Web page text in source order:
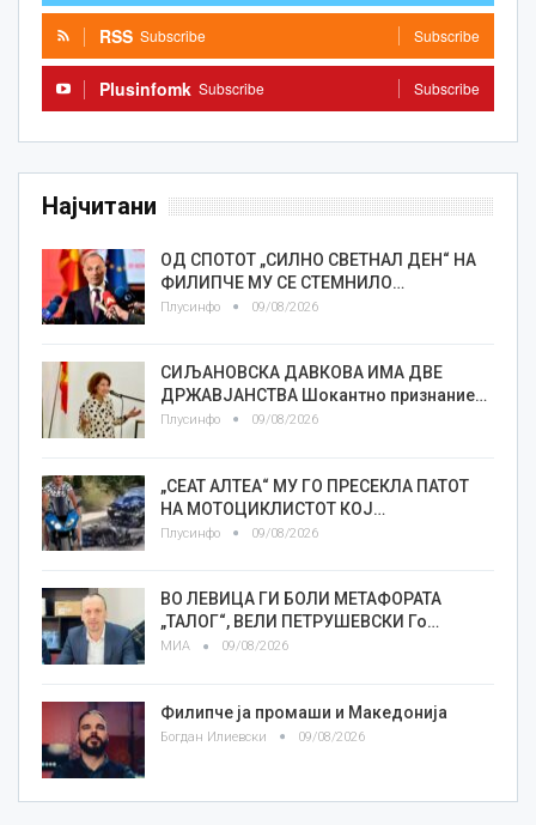
RSS Subscribe Subscribe
Plusinfomk Subscribe Subscribe
Најчитани
ОД СПОТОТ „СИЛНО СВЕТНАЛ ДЕН“ НА
ФИЛИПЧЕ МУ СЕ СТЕМНИЛО…
Плусинфо 09/08/2026
СИЉАНОВСКА ДАВКОВА ИМА ДВЕ
ДРЖАВЈАНСТВА Шокантно признание…
Плусинфо 09/08/2026
„СЕАТ АЛТЕА“ МУ ГО ПРЕСЕКЛА ПАТОТ
НА МОТОЦИКЛИСТОТ КОЈ…
Плусинфо 09/08/2026
ВО ЛЕВИЦА ГИ БОЛИ МЕТАФОРАТА
„ТАЛОГ“, ВЕЛИ ПЕТРУШЕВСКИ Го…
МИА 09/08/2026
Филипче ја промаши и Македонија
Богдан Илиевски 09/08/2026